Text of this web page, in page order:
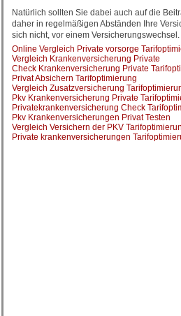
Natürlich sollten Sie dabei auch auf die
daher in regelmäßigen Abständen Ihre
sich nicht, vor einem Versicherungswechsel.
Online Vergleich Private vorsorge
Vergleich Krankenversicherung Private
Check Krankenversicherung Private
Privat Absichern Tarifoptimierung
Vergleich Zusatzversicherung
Pkv Krankenversicherung Private
Privatekrankenversicherung Check
Pkv Krankenversicherungen Privat Testen
Vergleich Versichern der PKV
Private krankenversicherungen